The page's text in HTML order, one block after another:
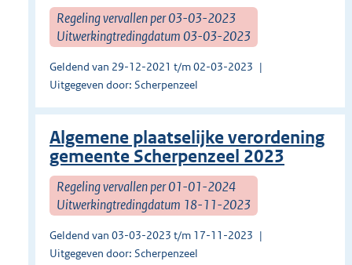
Regeling vervallen per 03-03-2023
Uitwerkingtredingdatum 03-03-2023
Geldend van 29-12-2021 t/m 02-03-2023
Uitgegeven door: Scherpenzeel
Algemene plaatselijke verordening
gemeente Scherpenzeel 2023
Regeling vervallen per 01-01-2024
Uitwerkingtredingdatum 18-11-2023
Geldend van 03-03-2023 t/m 17-11-2023
Uitgegeven door: Scherpenzeel